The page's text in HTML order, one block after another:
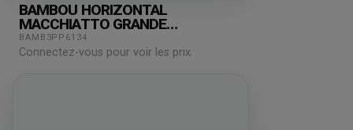
BAMBOU HORIZONTAL
MACCHIATTO GRANDE
180X15X2000MM
BAMB3PP6134
Connectez-vous pour voir les prix.